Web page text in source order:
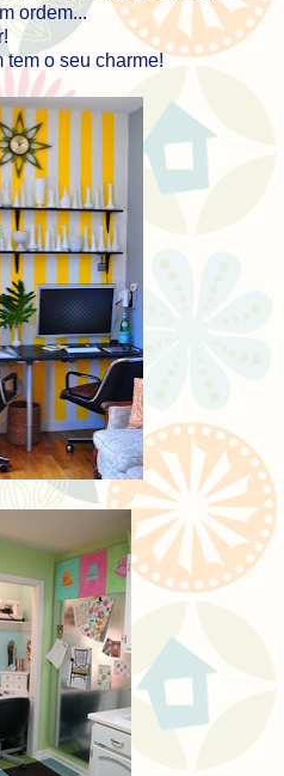
ordem...
tem o seu charme!